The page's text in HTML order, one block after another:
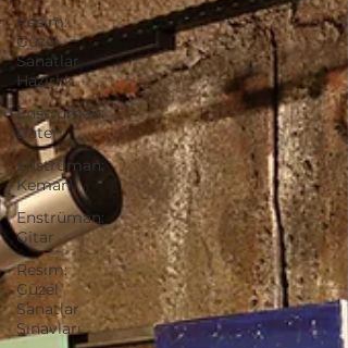
Resim:
Güzel
Sanatlar
Hazırlık
Enstrüman:
Bateri
Enstrüman:
Keman
Enstrüman:
Gitar
Resim:
Güzel
Sanatlar
Sınavları